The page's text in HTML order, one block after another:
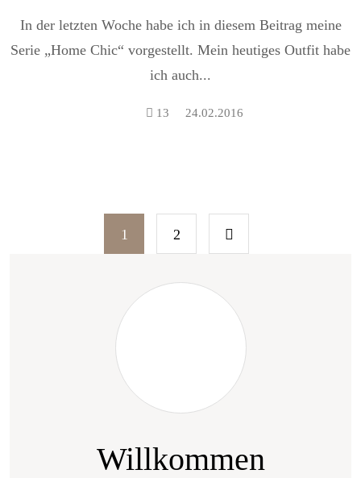
Pullover
In der letzten Woche habe ich in diesem Beitrag meine
Serie „Home Chic“ vorgestellt. Mein heutiges Outfit habe
ich auch...
13 24.02.2016
der
Beiträge
1 2
Willkommen